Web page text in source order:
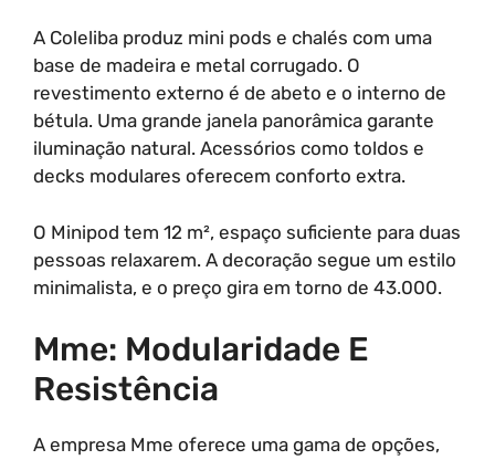
A Coleliba produz mini pods e chalés com uma
base de madeira e metal corrugado. O
revestimento externo é de abeto e o interno de
bétula. Uma grande janela panorâmica garante
iluminação natural. Acessórios como toldos e
decks modulares oferecem conforto extra.
O Minipod tem 12 m², espaço suficiente para duas
pessoas relaxarem. A decoração segue um estilo
minimalista, e o preço gira em torno de 43.000.
Mme: Modularidade E
Resistência
A empresa Mme oferece uma gama de opções,